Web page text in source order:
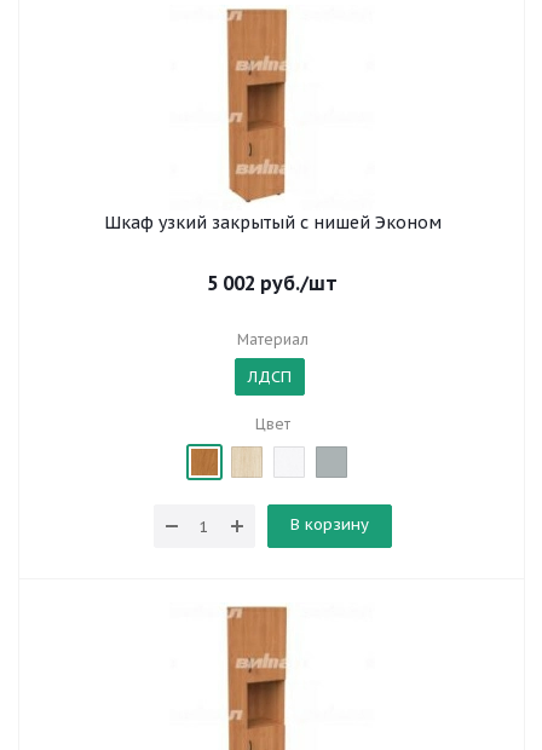
Шкаф узкий закрытый с нишей Эконом
5 002 руб./шт
Материал
ЛДСП
Цвет
В корзину